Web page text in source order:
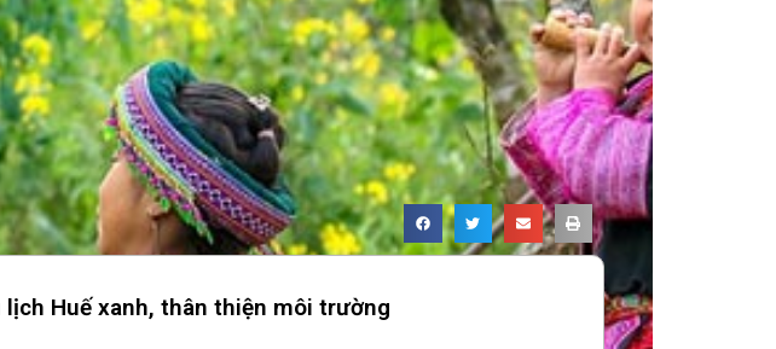
lịch Huế xanh, thân thiện môi trường